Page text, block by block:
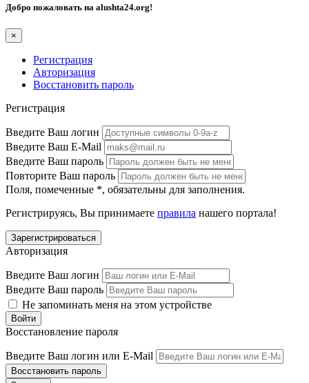
Добро пожаловать на alushta24.org!
×
Регистрация
Авторизация
Восстановить пароль
Регистрация
Введите Ваш логин
Введите Ваш E-Mail
Введите Ваш пароль
Повторите Ваш пароль
Поля, помеченные *, обязательны для заполнения.
Регистрируясь, Вы принимаете правила нашего портала!
Авторизация
Введите Ваш логин
Введите Ваш пароль
Не запоминать меня на этом устройстве
Восстановление пароля
Введите Ваш логин или E-Mail